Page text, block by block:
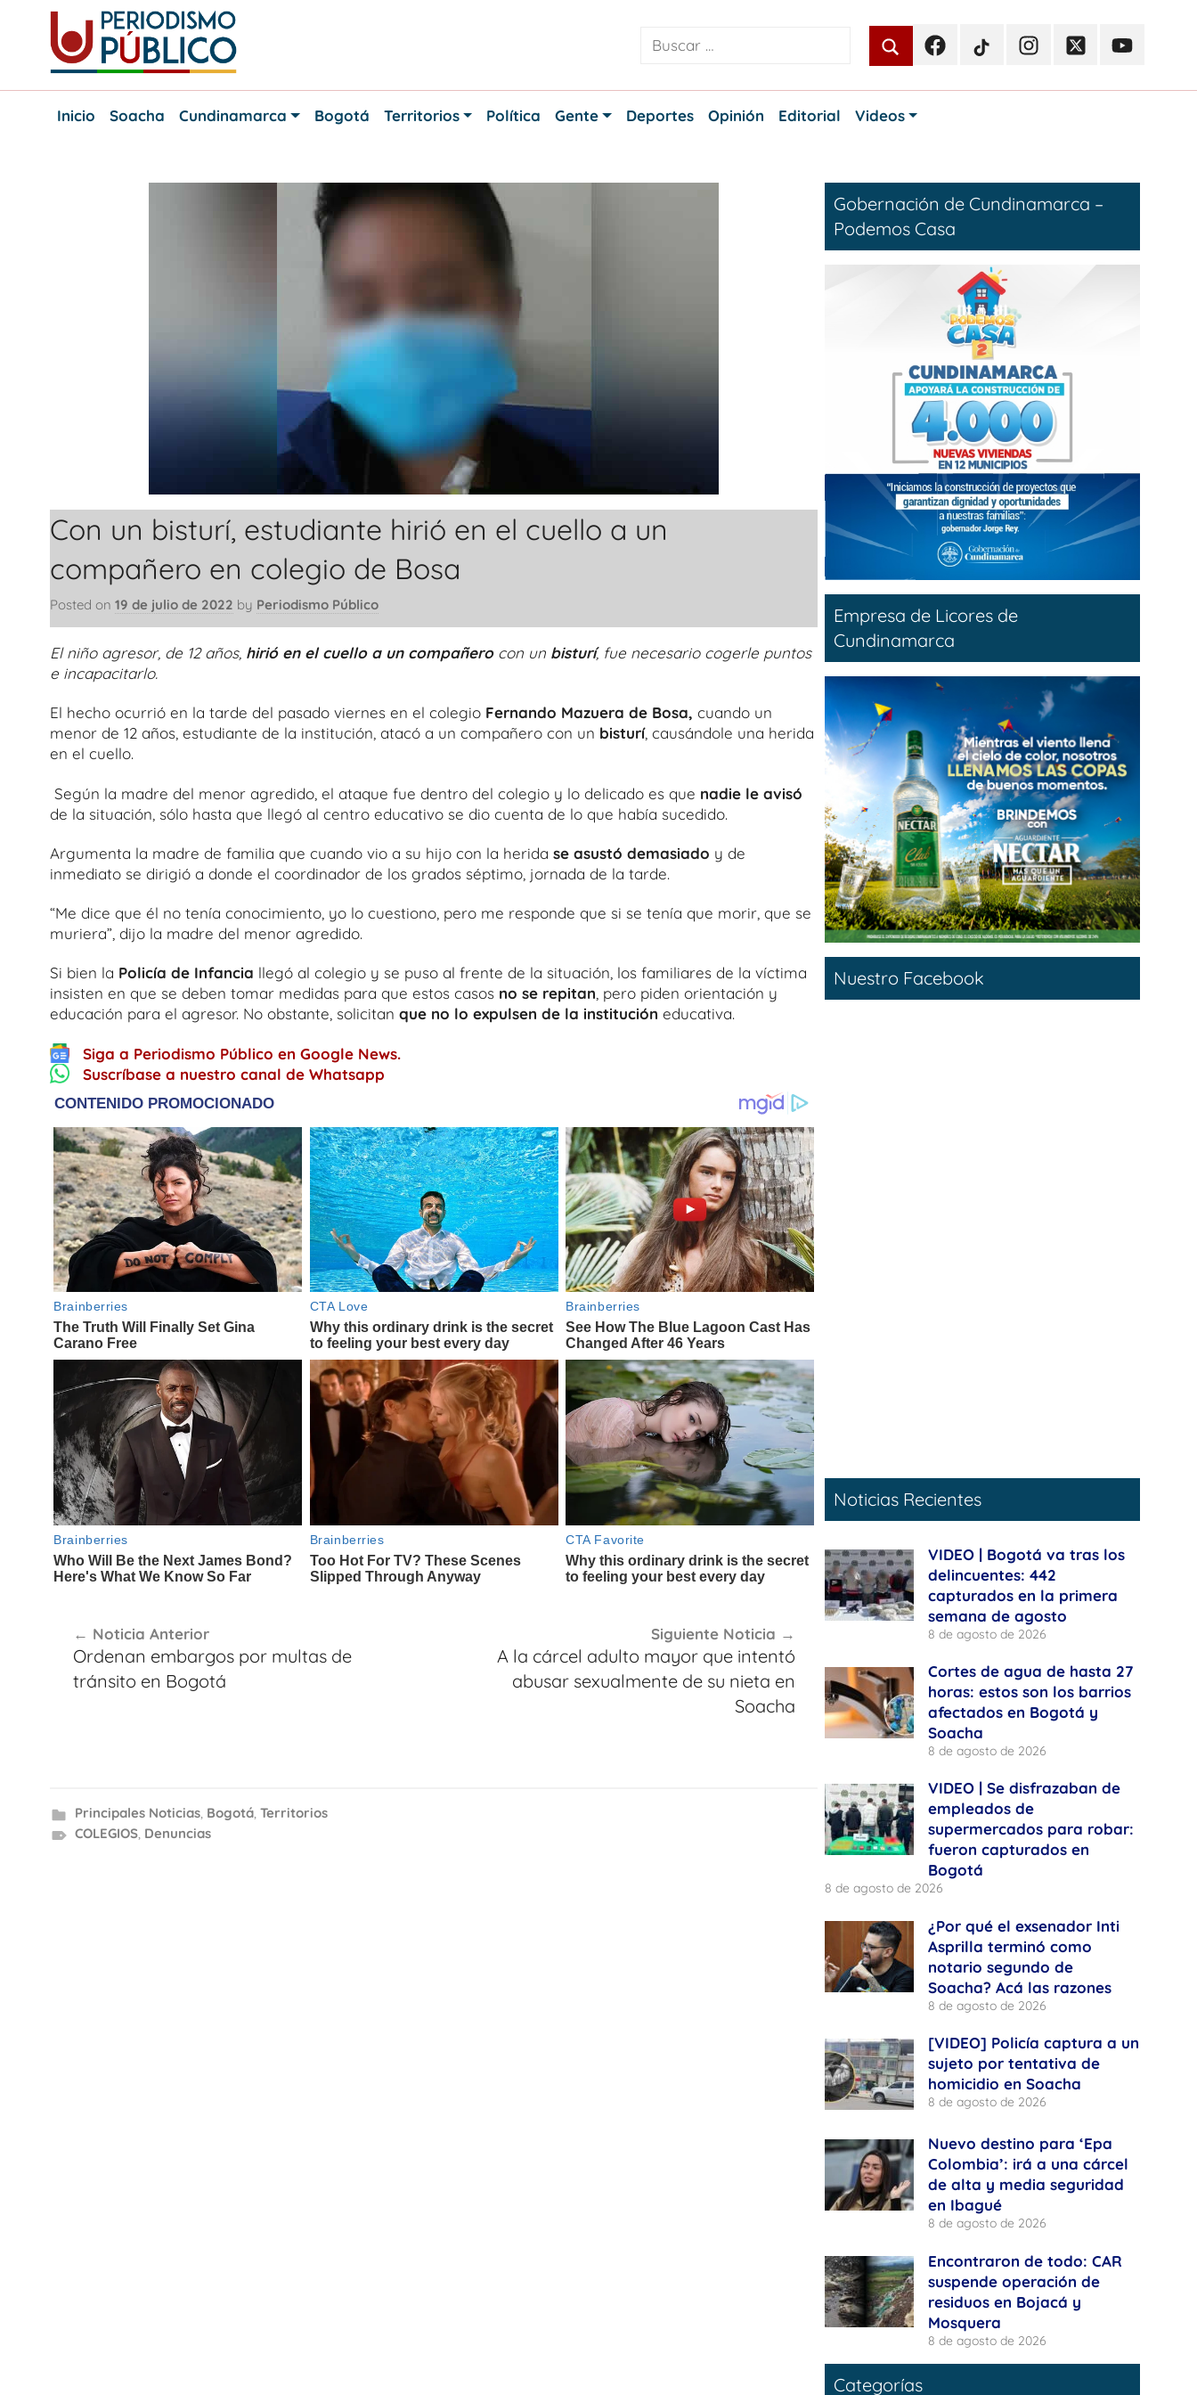
content
Periodismo
Noticias
FacebookTikTokInstagramTwitterYoutube
Inicio
Soacha Cundinamarca Bogotá Territorios Política Gente Deportes Opinión Editorial Videos
Con un bisturí, estudiante hirió en el cuello a un
compañero en colegio de Bosa
Posted on 19 de julio de 2022 by Periodismo Público
El niño agresor, de 12 años, hirió en el cuello a un compañerocon un bisturí, fue necesario cogerle puntos
e incapacitarlo.
El hecho ocurrió en la tarde del pasado viernes en el colegio Fernando Mazuera de Bosa, cuando un
menor de 12 años, estudiante de la institución, atacó a un compañero con un bisturí, causándole una herida
en el cuello.
Según la madre del menor agredido, el ataque fue dentro del colegio y lo delicado es que nadie le avisó
de la situación, sólo hasta que llegó al centro educativo se dio cuenta de lo que había sucedido.
Argumenta la madre de familia que cuando vio a su hijo con la herida se asustó demasiado y de
inmediato se dirigió a donde el coordinador de los grados séptimo, jornada de la tarde.
“Me dice que él no tenía conocimiento, yo lo cuestiono, pero me responde que si se tenía que morir, que se
muriera”, dijo la madre del menor agredido.
Si bien la Policía de Infancia llegó al colegio y se puso al frente de la situación, los familiares de la víctima
insisten en que se deben tomar medidas para que estos casos no se repitan, pero piden orientación y
educación para el agresor. No obstante, solicitan que no lo expulsen de la institución educativa.
Siga a Periodismo Público en Google News.
Suscríbase a nuestro canal de Whatsapp
de
entradas
Noticia Anterior
Ordenan embargos por multas de
tránsito en Bogotá
Siguiente Noticia
A la cárcel adulto mayor que intentó
abusar sexualmente de su nieta en
Soacha
Principales Noticias, Bogotá, Territorios
COLEGIOS, Denuncias
Gobernación de Cundinamarca –
Podemos Casa
Empresa de Licores de
Cundinamarca
Nuestro Facebook
Noticias Recientes
VIDEO | Bogotá va tras los
delincuentes: 442
capturados en la primera
semana de agosto
8 de agosto de 2026
Cortes de agua de hasta 27
horas: estos son los barrios
afectados en Bogotá y
Soacha
8 de agosto de 2026
VIDEO | Se disfrazaban de
empleados de
supermercados para robar:
fueron capturados en
Bogotá
8 de agosto de 2026
¿Por qué el exsenador Inti
Asprilla terminó como
notario segundo de
Soacha? Acá las razones
8 de agosto de 2026
[VIDEO] Policía captura a un
sujeto por tentativa de
homicidio en Soacha
8 de agosto de 2026
Nuevo destino para ‘Epa
Colombia’: irá a una cárcel
de alta y media seguridad
en Ibagué
8 de agosto de 2026
Encontraron de todo: CAR
suspende operación de
residuos en Bojacá y
Mosquera
8 de agosto de 2026
Categorías